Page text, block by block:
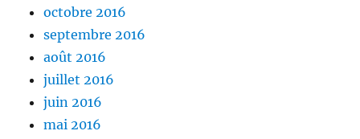
octobre 2016
septembre 2016
août 2016
juillet 2016
juin 2016
mai 2016